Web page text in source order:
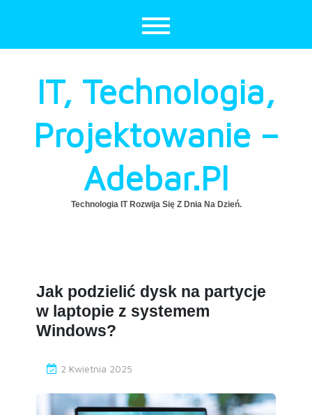
IT, Technologia,
Projektowanie –
Adebar.pl
Technologia IT Rozwija Się Z Dnia Na Dzień.
Jak podzielić dysk na partycje
w laptopie z systemem
Windows?
2 Kwietnia 2025